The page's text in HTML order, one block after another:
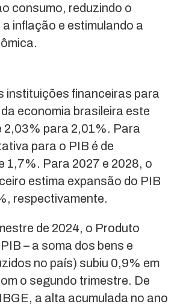
consumo, reduzindo o
inflação e estimulando a
instituições financeiras para
economia brasileira este
2,03% para 2,01%. Para
para o PIB é de
1,7%. Para 2027 e 2028, o
estima expansão do PIB
respectivamente.
de 2024, o Produto
– a soma dos bens e
no país) subiu 0,9% em
o segundo trimestre. De
a alta acumulada no ano